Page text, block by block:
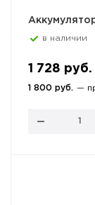
в наличии
1 728 руб.
1 800 руб. —